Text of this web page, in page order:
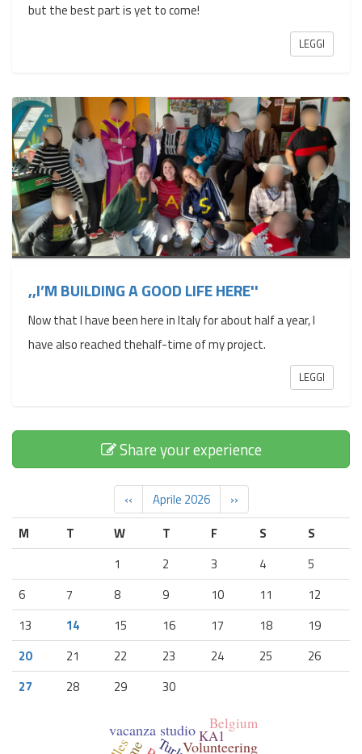
but the best part is yet to come!
LEGGI
,,I’M BUILDING A GOOD LIFE HERE''
Now that I have been here in Italy for about half a year, I
have also reached thehalf-time of my project.
LEGGI
Share your experience
‹‹ Aprile 2026
››
M
T W T F S
S
1
2 3 4
5
6
7 8 9 10 11
12
13
14 15 16 17 18
19
20
21 22 23 24 25
26
27
28 29 30
vacanza studio
Volunteering
Belgium
KA1